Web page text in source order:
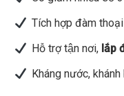
Tích hợp đàm
Hỗ trợ tận nơi,lắp
Kháng nước,